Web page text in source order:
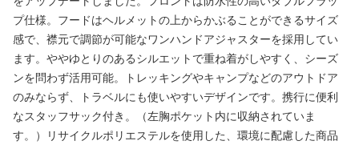
プ仕様。フードはヘルメットの上からかぶることができるサイズ
感で、襟元で調節が可能なワンハンドアジャスターを採用してい
ます。ややゆとりのあるシルエットで重ね着がしやすく、シーズ
ンを問わず活用可能。トレッキングやキャンプなどのアウトドア
のみならず、トラベルにも使いやすいデザインです。携行に便利
なスタッフサック付き。（左胸ポケット内に収納されていま
す。）リサイクルポリエステルを使用した、環境に配慮した商品